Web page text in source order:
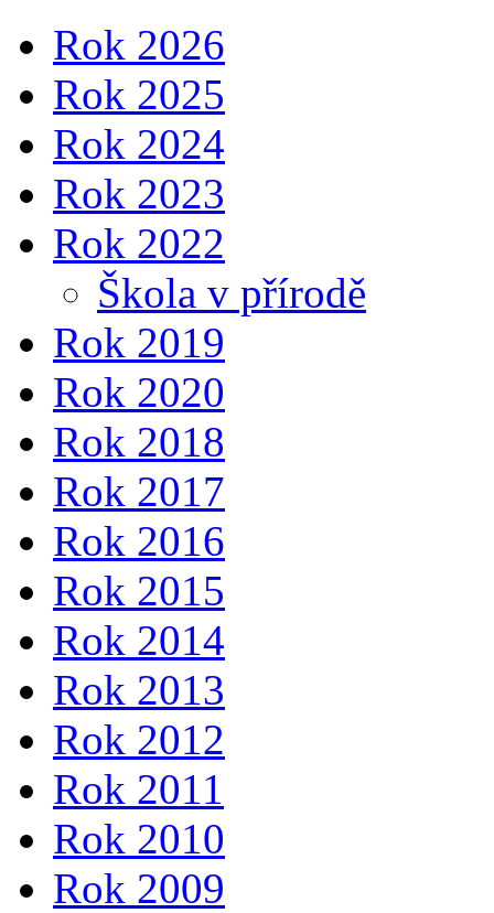
Rok 2026
Rok 2025
Rok 2024
Rok 2023
Rok 2022
Škola v přírodě
Rok 2019
Rok 2020
Rok 2018
Rok 2017
Rok 2016
Rok 2015
Rok 2014
Rok 2013
Rok 2012
Rok 2011
Rok 2010
Rok 2009